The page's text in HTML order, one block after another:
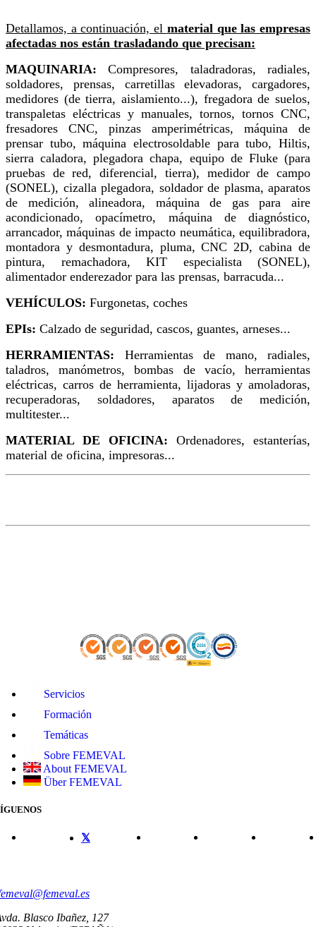
Detallamos, a continuación, el material que las empresas
afectadas nos están trasladando que precisan:
MAQUINARIA:Compresores, taladradoras, radiales,
soldadores, prensas, carretillas elevadoras, cargadores,
medidores (de tierra, aislamiento...), fregadora de suelos,
transpaletas eléctricas y manuales, tornos, tornos CNC,
fresadores CNC, pinzas amperimétricas, máquina de
prensar tubo, máquina electrosoldable para tubo, Hiltis,
sierra caladora, plegadora chapa, equipo de Fluke (para
pruebas de red, diferencial, tierra), medidor de campo
(SONEL), cizalla plegadora, soldador de plasma, aparatos
de medición, alineadora, máquina de gas para aire
acondicionado, opacímetro, máquina de diagnóstico,
arrancador, máquinas de impacto neumática, equilibradora,
montadora y desmontadura, pluma, CNC 2D, cabina de
pintura, remachadora, KIT especialista (SONEL),
alimentador enderezador para las prensas, barracuda...
VEHÍCULOS: Furgonetas, coches
EPIs: Calzado de seguridad, cascos, guantes, arneses...
HERRAMIENTAS: Herramientas de mano, radiales,
taladros, manómetros, bombas de vacío, herramientas
eléctricas, carros de herramienta, lijadoras y amoladoras,
recuperadoras, soldadores, aparatos de medición,
multitester...
MATERIAL DE OFICINA: Ordenadores, estanterías,
material de oficina, impresoras...
Servicios
Formación
Temáticas
Sobre FEMEVAL
About FEMEVAL
Über FEMEVAL
Blasco Ibañez, 127